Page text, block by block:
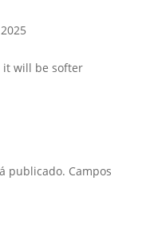
it will be softer
publicado. Campos